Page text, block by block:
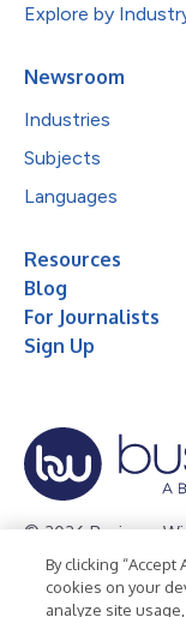
Explore by
Newsroom
Industries
Subjects
Languages
Resources
Blog
For Journalists
Sign Up
© 2026 Business
Privacy Policy
By clicking
cookies on your
analyze site